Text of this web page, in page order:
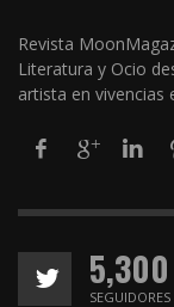
Revista
Literatura y Ocio
artista en vivencias
5,300
SEGUIDORES